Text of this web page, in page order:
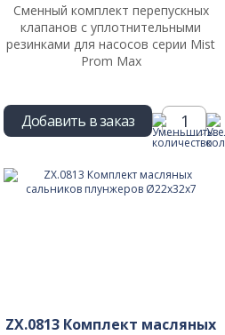
Сменный комплект перепускных
клапанов с уплотнительными
резинками для насосов серии Mist
Prom Max
Добавить в заказ
ZX.0813 Комплект масляных